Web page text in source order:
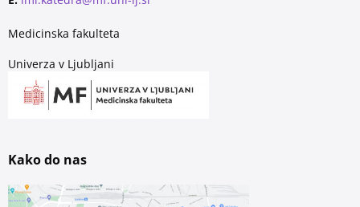
Medicinska fakulteta
Univerza v Ljubljani
Kako do nas